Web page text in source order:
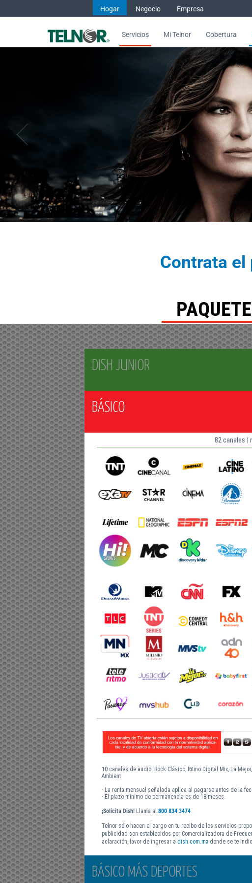
Hogar Negocio Empresa
Servicios Mi Telnor Cobertura
Con Dish disfrutas de los mejores
Contrata el
DISH JUNIOR
BÁSICO
82 canales |
10 canales de audio: Rock Clásico, Ritmo Digital Mix, La
Ambient
· La renta mensual señalada aplica al pagarse antes de la
· El plazo mínimo de permanencia es de 18 meses.
¡Solicita Dish! Llama al 800 834 3474
Telnor sólo hacen el cargo en tu recibo de los servicios
publicidad son establecidos por Comercializadora de
aclaración, favor de ingresar a dish.com.mx donde se te
BÁSICO MÁS DEPORTES